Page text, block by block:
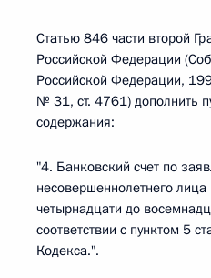
Статью 846 части второй
Российской Федерации
Российской Федерации,
№ 31, ст. 4761) дополнить
содержания:
"4. Банковский счет по
несовершеннолетнего лица
четырнадцати до
соответствии с пунктом 5
Кодекса.".